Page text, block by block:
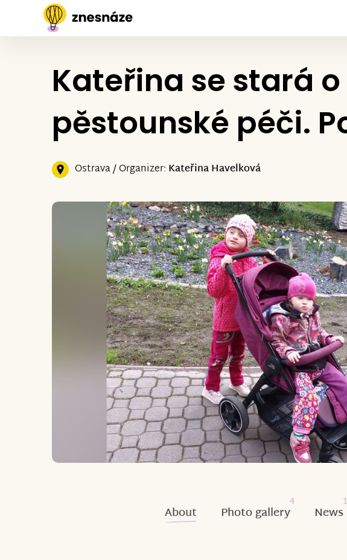
Kateřina se stará
pěstounské péči.
Ostrava / Organizer: Kateřina Havelková
About Photo gallery
4
News
1